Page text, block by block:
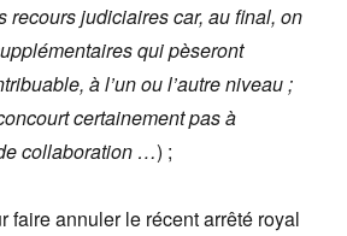
recours judiciaires car, au final, on
qui pèseront
à l’un ou l’autre niveau ;
certainement pas à
collaboration …) ;
faire annuler le récent arrêté royal